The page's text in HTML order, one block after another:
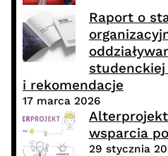
Raport o
i rekomendacje
17 marca 2026
wsparcia
29 stycznia